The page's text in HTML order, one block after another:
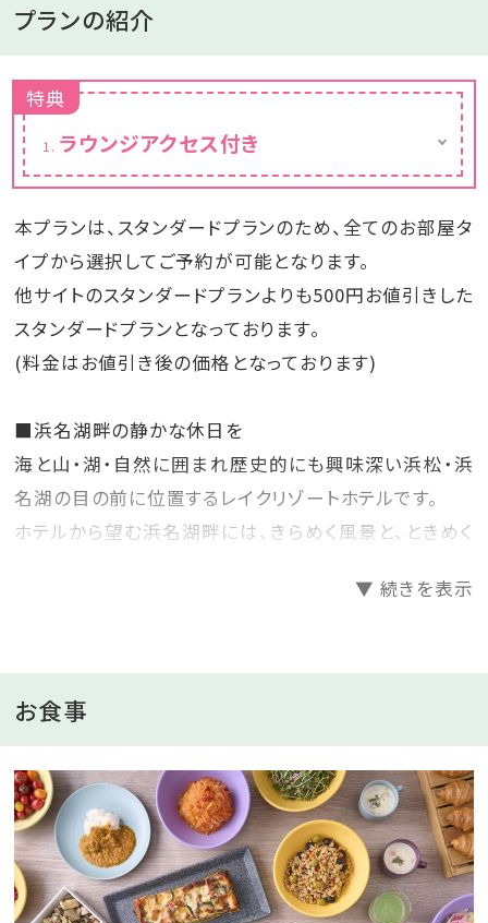
プランの紹介
特典
ラウンジアクセス付き
ご宿泊のお客様がご利用いただけるラウンジ
をご用意しております。
ラウンジでは、スパークリングワイン、赤ワイン
や白ワイン、ビールなどのお酒、コーヒー、紅
茶、ハーブウォーターなどのソフトドリンクにお
つまみを無料でご用意しております。
※ラウンジの場所は同じ、時間帯によって名前
とメニューが変わります。
※メニューは時期や仕入れの状況により異な
る場合があります。
本プランは、スタンダードプランのため、全てのお部屋タ
イプから選択してご予約が可能となります。
他サイトのスタンダードプランよりも500円お値引きした
スタンダードプランとなっております。
(料金はお値引き後の価格となっております)
■浜名湖畔の静かな休日を
海と山・湖・自然に囲まれ歴史的にも興味深い浜松・浜
名湖の目の前に位置するレイクリゾートホテルです。
ホテルから望む浜名湖畔には、きらめく風景と、ときめく
やしと機能性が調和した客室で、身体も心も満たされる
■館内設備
さとリラックスを追求し、さまざまな施設とサービスを
提供しております。どうぞ特別なひとときをお過ごしくだ
さい。
■自家源泉の『ゆうとう温泉』
▼ 続きを表示
お食事